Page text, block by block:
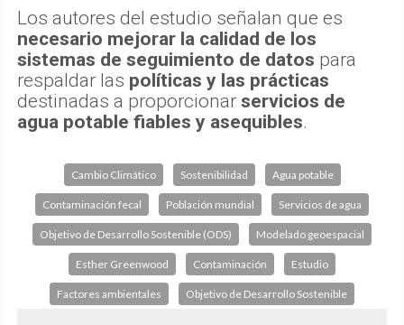
Los autores del estudio señalan que es
necesario mejorar la calidad de los
sistemas de seguimiento de datos para
respaldar las políticas y las prácticas
destinadas a proporcionar servicios de
agua potable fiables y asequibles.
Cambio Climático Sostenibilidad Agua potable
Contaminación fecal Población mundial Servicios de agua
Objetivo de Desarrollo Sostenible (ODS) Modelado geoespacial
Esther Greenwood Contaminación Estudio
Factores ambientales Objetivo de Desarrollo Sostenible